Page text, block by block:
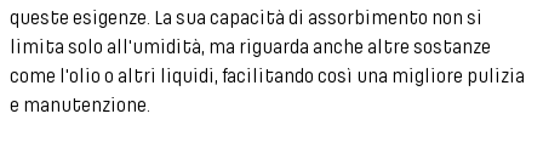
queste esigenze. La sua capacità di assorbimento non si
limita solo all'umidità, ma riguarda anche altre sostanze
come l'olio o altri liquidi, facilitando così una migliore pulizia
e manutenzione.